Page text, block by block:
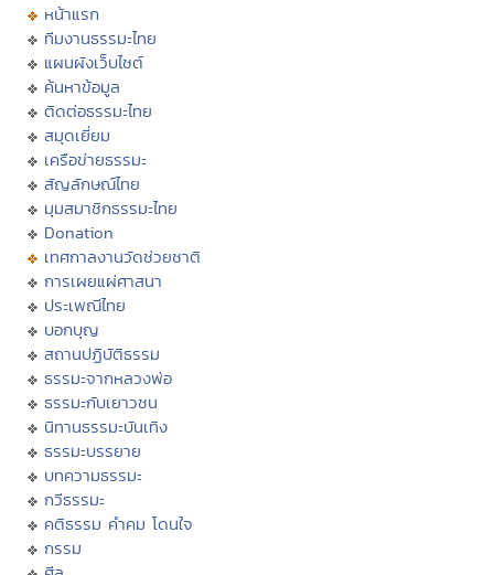
หน้าแรก
ทีมงานธรรมะไทย
แผนผังเว็บไซต์
ค้นหาข้อมูล
ติดต่อธรรมะไทย
สมุดเยี่ยม
เครือข่ายธรรมะ
สัญลักษณ์ไทย
มุมสมาชิกธรรมะไทย
Donation
เทศกาลงานวัดช่วยชาติ
การเผยแผ่ศาสนา
ประเพณีไทย
บอกบุญ
สถานปฏิบัติธรรม
ธรรมะจากหลวงพ่อ
ธรรมะกับเยาวชน
นิทานธรรมะบันเทิง
ธรรมะบรรยาย
บทความธรรมะ
กวีธรรมะ
คติธรรม คำคม โดนใจ
กรรม